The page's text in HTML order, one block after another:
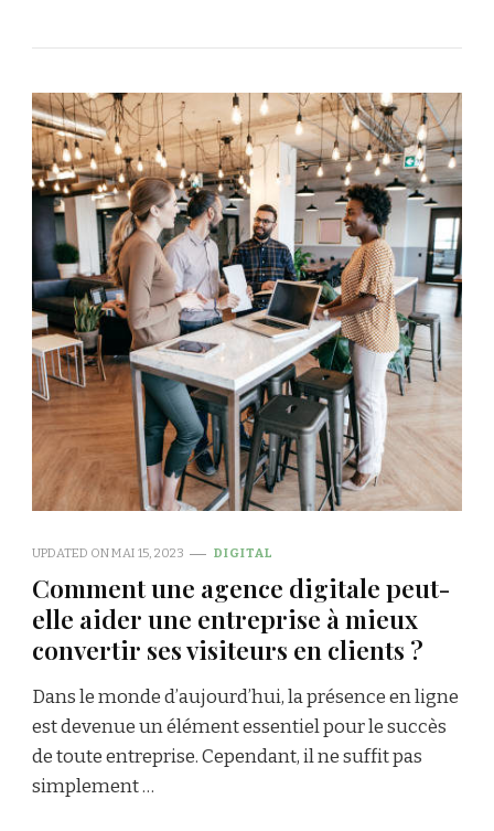
UPDATED ONMAI 15, 2023 DIGITAL
Comment une agence digitale peut-
elle aider une entreprise à mieux
convertir ses visiteurs en clients ?
Dans le monde d’aujourd’hui, la présence en ligne
est devenue un élément essentiel pour le succès
de toute entreprise. Cependant, il ne suffit pas
simplement …